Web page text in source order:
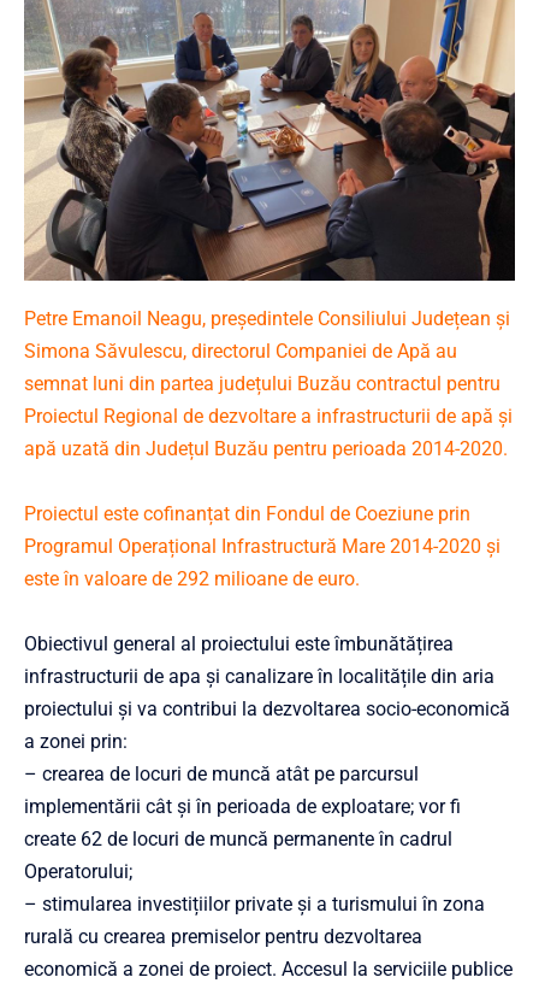
Petre Emanoil Neagu, președintele Consiliului Județean și
Simona Săvulescu, directorul Companiei de Apă au
semnat luni din partea județului Buzău contractul pentru
Proiectul Regional de dezvoltare a infrastructurii de apă şi
apă uzată din Județul Buzău pentru perioada 2014-2020.
Proiectul este cofinanțat din Fondul de Coeziune prin
Programul Operațional Infrastructură Mare 2014-2020 și
este în valoare de 292 milioane de euro.
Obiectivul general al proiectului este îmbunătățirea
infrastructurii de apa și canalizare în localitățile din aria
proiectului și va contribui la dezvoltarea socio-economică
a zonei prin:
– crearea de locuri de muncă atât pe parcursul
implementării cât și în perioada de exploatare; vor fi
create 62 de locuri de muncă permanente în cadrul
Operatorului;
– stimularea investițiilor private și a turismului în zona
rurală cu crearea premiselor pentru dezvoltarea
economică a zonei de proiect. Accesul la serviciile publice